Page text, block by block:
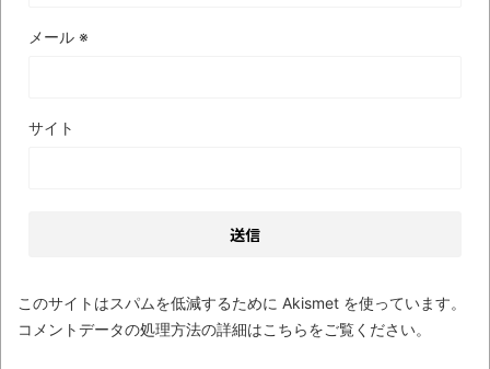
wwwwwwwwwwww
しい仕事観
Powered by livedoor 相互RSS
メール ※
サイト
このサイトはスパムを低減するために Akismet を使っています。
コメントデータの処理方法の詳細はこちらをご覧ください。